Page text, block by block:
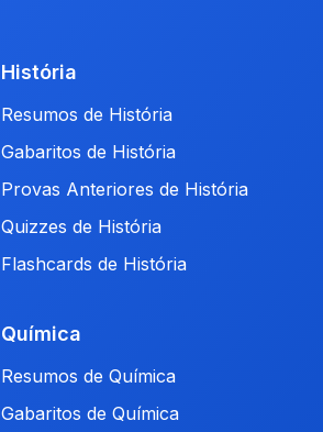
História
Resumos de História
Gabaritos de História
Provas Anteriores de História
Quizzes de História
Flashcards de História
Química
Resumos de Química
Gabaritos de Química